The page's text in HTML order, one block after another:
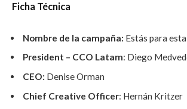
Ficha Técnica
Nombre de la campaña: Estás para
President – CCO Latam: Diego
CEO: Denise Orman
Chief Creative Officer: Hernán Kritzer